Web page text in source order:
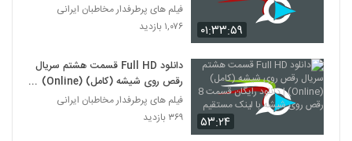
۰۱:۳۳:۵۹
فیلم های پرطرفدار مخاطبان ایرانی
۱,۰۷۶ بازدید
۵۳:۲۴
دانلود Full HD قسمت هشتم سریال
رقص روی شیشه (کامل) (Online) |
دانلود رایگان قسمت 8 رقص روی
شیشه با لینک مستقیم
فیلم های پرطرفدار مخاطبان ایرانی
۳۶۹ بازدید